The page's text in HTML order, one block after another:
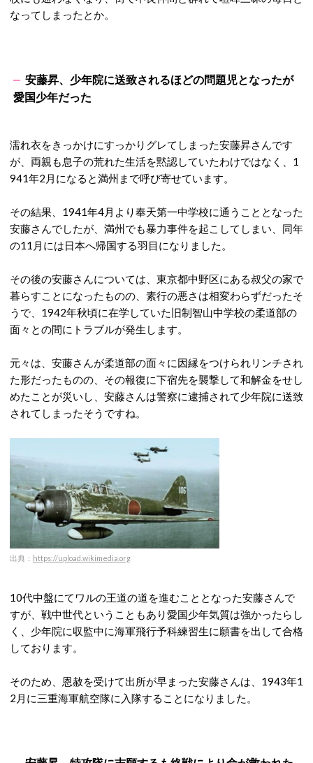
なってしまったとか。
安藤昇、少年院に送致されるほどの問題児となったが
愛国少年だった
濡れ衣をきっかけにすっかりグレてしまった安藤昇さんです
が、両親も息子の荒れた生活を黙認していたわけではなく、1
941年2月になると満州まで呼び寄せています。
その結果、1941年4月より奉天第一中学校に通うこととなった
安藤さんでしたが、満州でも暴力事件を起こしてしまい、同年
の11月には日本へ帰国する羽目になりました。
その後の安藤さんについては、東京都中野区にある叔父の家で
暮らすことになったものの、素行の悪さは相変わらずだったそ
うで、1942年秋頃に在学していた旧制智山中学校の柔道部の
面々との間にトラブルが発生します。
元々は、安藤さんが柔道部の面々に因縁をつけられリンチされ
た形だったものの、その報復に下宿先を襲撃して和解金をせし
めたことが災いし、安藤さんは警察に逮捕されて少年院に送致
されてしまったそうですね。
出典： https://upload.wikimedia.org
10代中盤にてワルの王道の道を進むこととなった安藤さんで
すが、戦中世代ということもあり愛国少年気質は強かったらし
く、少年院に収監中に海軍飛行予科練習生に願書を出して合格
しております。
そのため、恩赦を受けて出所が早まった安藤さんは、1943年1
2月に三重海軍航空隊に入隊することになりました。